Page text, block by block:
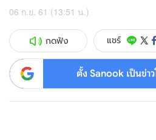
06 ก.ย. 61 (13:51 น.)
กดฟัง แชร์
ตั้ง Sanook เป็นข่า